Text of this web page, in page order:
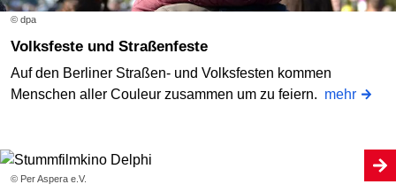
© dpa
Volksfeste und Straßenfeste
Auf den Berliner Straßen- und Volksfesten kommen
Menschen aller Couleur zusammen um zu feiern. mehr
© Per Aspera e.V.